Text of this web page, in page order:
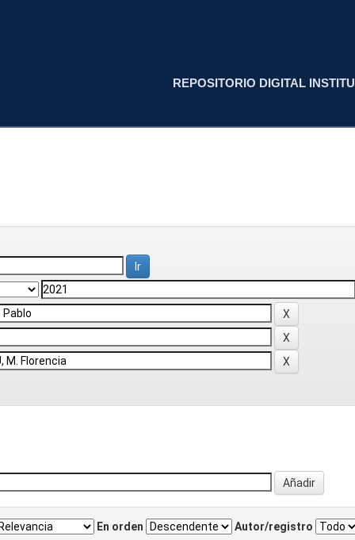
REPOSITORIO DIGITAL
En orden Autor/registro